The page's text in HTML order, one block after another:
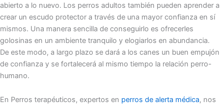
abierto a lo nuevo. Los perros adultos también pueden aprender a
crear un escudo protector a través de una mayor confianza en sí
mismos. Una manera sencilla de conseguirlo es ofrecerles
golosinas en un ambiente tranquilo y elogiarlos en abundancia.
De este modo, a largo plazo se dará a los canes un buen empujón
de confianza y se fortalecerá al mismo tiempo la relación perro-
humano.
En Perros terapéuticos, expertos en perros de alerta médica, nos